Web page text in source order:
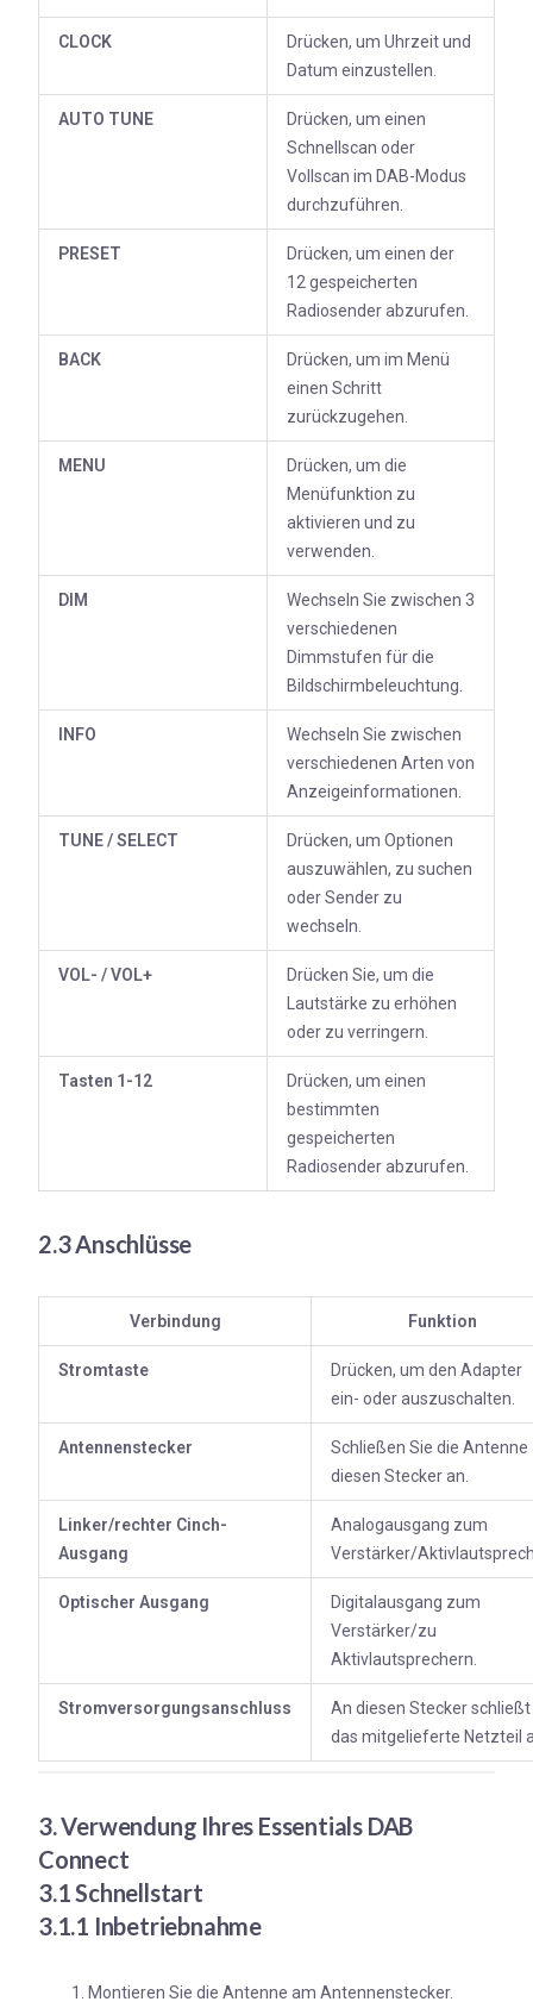
CLOCK
Drücken, um Uhrzeit und
Datum einzustellen.
AUTO TUNE
Drücken, um einen
Schnellscan oder
Vollscan im DAB-Modus
durchzuführen.
PRESET
Drücken, um einen der
12 gespeicherten
Radiosender abzurufen.
BACK
Drücken, um im Menü
einen Schritt
zurückzugehen.
MENU
Drücken, um die
Menüfunktion zu
aktivieren und zu
verwenden.
DIM
Wechseln Sie zwischen 3
verschiedenen
Dimmstufen für die
Bildschirmbeleuchtung.
INFO
Wechseln Sie zwischen
verschiedenen Arten von
Anzeigeinformationen.
TUNE / SELECT
Drücken, um Optionen
auszuwählen, zu suchen
oder Sender zu
wechseln.
VOL- / VOL+
Drücken Sie, um die
Lautstärke zu erhöhen
oder zu verringern.
Tasten 1-12
Drücken, um einen
bestimmten
gespeicherten
Radiosender abzurufen.
2.3 Anschlüsse
Verbindung Funktion
Stromtaste
Drücken, um den Adapter
ein- oder auszuschalten.
Antennenstecker
Schließen Sie die Antenne
diesen Stecker an.
Linker/rechter Cinch-
Ausgang
Analogausgang zum
Verstärker/
Optischer Ausgang
Digitalausgang zum
Verstärker/zu
Aktivlautsprechern.
Stromversorgungsanschluss
An diesen Stecker schließt
das mitgelieferte Netzteil
3. Verwendung Ihres Essentials DAB
Connect
3.1 Schnellstart
3.1.1 Inbetriebnahme
Montieren Sie die Antenne am Antennenstecker.